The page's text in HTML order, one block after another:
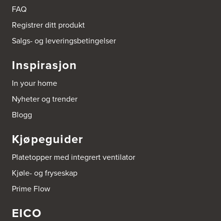
Boligleverandøren Karmøy AS
Postboks 213
4296 Åkrehamn
http://www.interiormesteren.no
Bonaparte Interiør AS
Borgenveien 66
Tel.:
Borge butikk AS
Sundemoen Næringspark
Power Hokksund
3300 Hokksund
Tel.:32-700000
http://www.expert.no
Bravida Trondheim
FAQ
Registrer ditt produkt
Salgs- og leveringsbetingelser
Inspirasjon
In your home
Nyheter og trender
Blogg
Kjøpeguider
Platetopper med integrert ventilator
Kjøle- og fryseskap
Prime Flow
EICO